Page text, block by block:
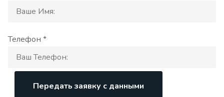
Телефон *
Передать заявку с данными